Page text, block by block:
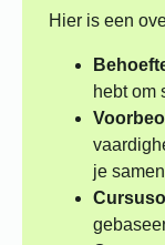
Hier is een
hebt om
je